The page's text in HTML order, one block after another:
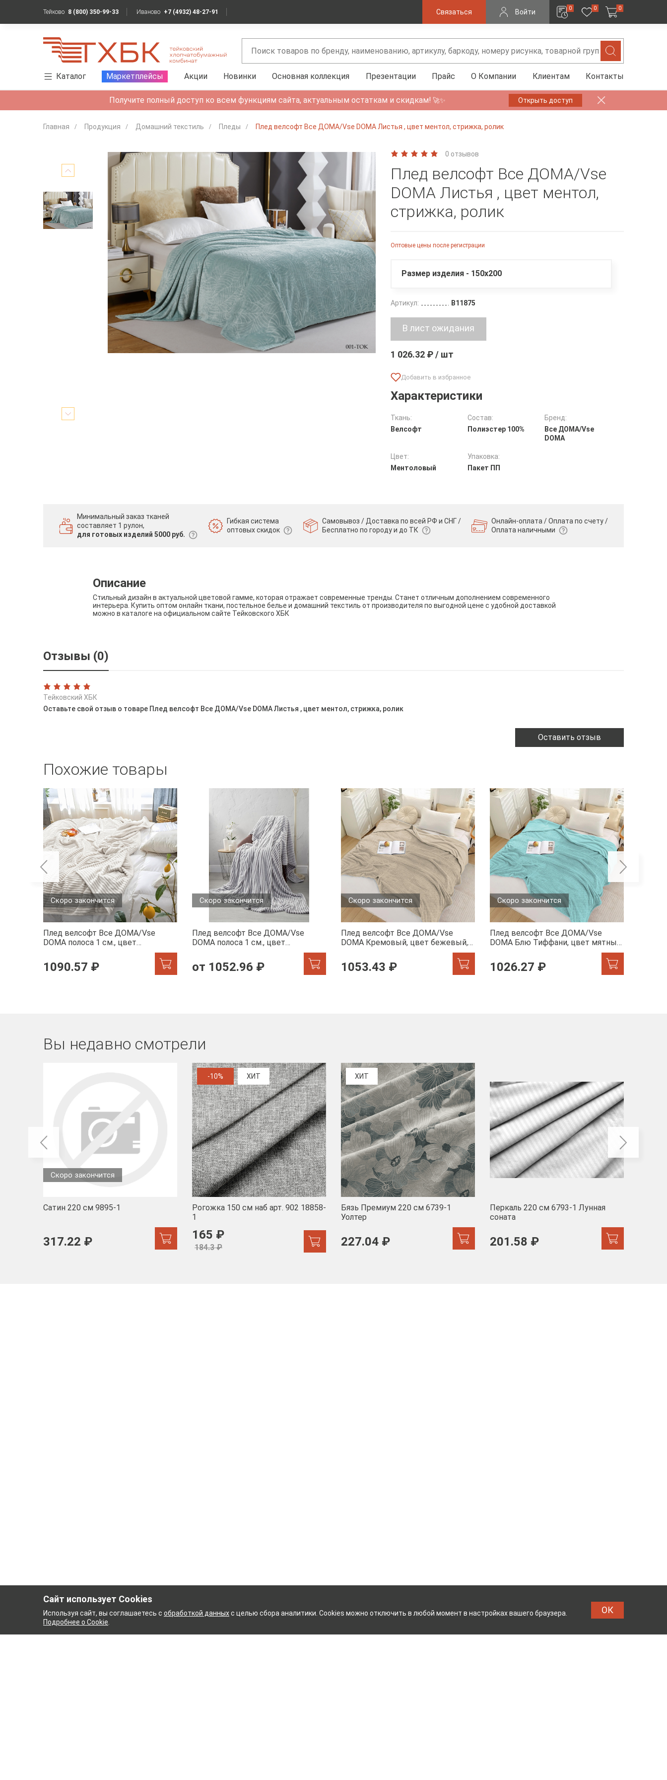
Тейково 8 (800) 350-99-33 Иваново +7 (4932) 48-27-91 Связаться Войти 0 0 0
Каталог Маркетплейсы Акции Новинки Основная коллекция Презентации Прайс О Компании Клиентам Контакты
Получите полный доступ ко всем функциям сайта, актуальным остаткам и скидкам! 🚀✨ Открыть доступ
Главная Продукция Домашний текстиль Пледы Плед велсофт Все ДОМА/Vse DOMA Листья , цвет ментол, стрижка, ролик
0 отзывов
Плед велсофт Все ДОМА/Vse
DOMA Листья , цвет ментол,
стрижка, ролик
Оптовые цены после регистрации
Размер изделия - 150х200
Артикул: B11875
1 026.32 ₽ / шт
Характеристики
Ткань:
Велсофт
Состав:
Полиэстер 100%
Бренд:
Все ДOMA/Vse
DOMA
Цвет:
Ментоловый
Упаковка:
Пакет ПП
Минимальный заказ тканей
составляет 1 рулон,
для готовых изделий 5000 руб.
Гибкая система
оптовых скидок
Самовывоз / Доставка по всей РФ и СНГ /
Бесплатно по городу и до ТК
Онлайн-оплата / Оплата по счету /
Оплата наличными
Описание
Стильный дизайн в актуальной цветовой гамме, которая отражает современные тренды. Станет отличным дополнением современного
интерьера. Купить оптом онлайн ткани, постельное белье и домашний текстиль от производителя по выгодной цене с удобной доставкой
можно в каталоге на официальном сайте Тейковского ХБК
Отзывы (0)
Тейковский ХБК
Оставьте свой отзыв о товаре Плед велсофт Все ДОМА/Vse DOMA Листья , цвет ментол, стрижка, ролик
Оставить отзыв
Похожие товары
Скоро закончится
Плед велсофт Все ДOMA/Vse
DOMA полоса 1 см., цвет
1090.57 ₽
Скоро закончится
Плед велсофт Все ДOMA/Vse
DOMA полоса 1 см., цвет
от 1052.96 ₽
Скоро закончится
Плед велсофт Все ДOMA/Vse
DOMA Кремовый, цвет бежевый,
1053.43 ₽
Скоро закончится
Плед велсофт Все ДOMA/Vse
DOMA Блю Тиффани, цвет мятный,
1026.27 ₽
Вы недавно смотрели
Скоро закончится
Сатин 220 см 9895-1
317.22 ₽
-10% ХИТ
Рогожка 150 см наб арт. 902 18858-
1
165 ₽
184.3 ₽
ХИТ
Бязь Премиум 220 см 6739-1
Уолтер
227.04 ₽
Перкаль 220 см 6793-1 Лунная
соната
201.58 ₽
Сайт использует Cookies
Используя сайт, вы соглашаетесь с обработкой данныхс целью сбора аналитики. Cookies можно отключить в любой момент в настройках вашего браузера.
Подробнее о Cookie
ОК